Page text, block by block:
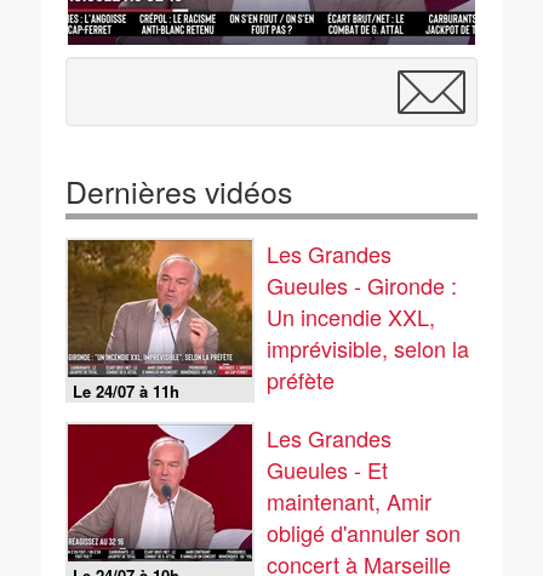
Dernières vidéos
Le 24/07 à 11h
Les Grandes
Gueules - Gironde :
Un incendie XXL,
imprévisible, selon la
préfète
Les Grandes
Gueules - Et
maintenant, Amir
obligé d'annuler son
concert à Marseille